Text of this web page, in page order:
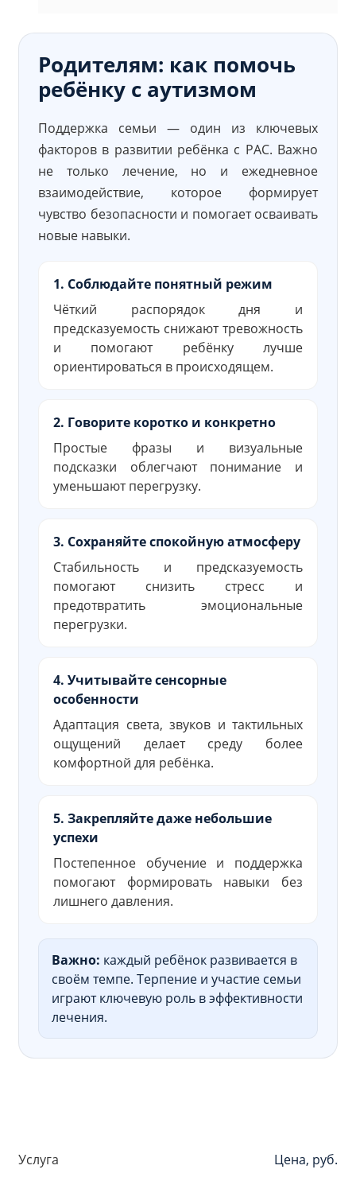
Родителям: как помочь
ребёнку с аутизмом
Поддержка семьи — один из ключевых
факторов в развитии ребёнка с РАС. Важно
не только лечение, но и ежедневное
взаимодействие, которое формирует
чувство безопасности и помогает осваивать
новые навыки.
1. Соблюдайте понятный режим
Чёткий распорядок дня и
предсказуемость снижают тревожность
и помогают ребёнку лучше
ориентироваться в происходящем.
2. Говорите коротко и конкретно
Простые фразы и визуальные
подсказки облегчают понимание и
уменьшают перегрузку.
3. Сохраняйте спокойную атмосферу
Стабильность и предсказуемость
помогают снизить стресс и
предотвратить эмоциональные
перегрузки.
4. Учитывайте сенсорные
особенности
Адаптация света, звуков и тактильных
ощущений делает среду более
комфортной для ребёнка.
5. Закрепляйте даже небольшие
успехи
Постепенное обучение и поддержка
помогают формировать навыки без
лишнего давления.
Важно: каждый ребёнок развивается в
своём темпе. Терпение и участие семьи
играют ключевую роль в эффективности
лечения.
Услуга Цена, руб.